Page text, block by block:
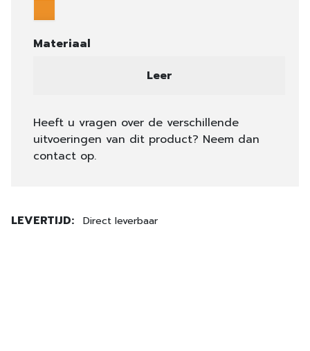
Materiaal
Leer
Heeft u vragen over de verschillende
uitvoeringen van dit product? Neem dan
contact op.
LEVERTIJD: Direct leverbaar